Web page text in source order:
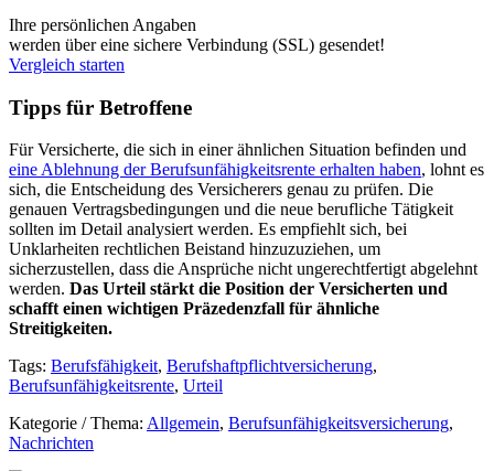
Ihre persönlichen Angaben
werden über eine sichere Verbindung (SSL) gesendet!
Vergleich starten
Tipps für Betroffene
Für Versicherte, die sich in einer ähnlichen Situation befinden und
eine Ablehnung der Berufsunfähigkeitsrente erhalten haben, lohnt es
sich, die Entscheidung des Versicherers genau zu prüfen. Die
genauen Vertragsbedingungen und die neue berufliche Tätigkeit
sollten im Detail analysiert werden. Es empfiehlt sich, bei
Unklarheiten rechtlichen Beistand hinzuzuziehen, um
sicherzustellen, dass die Ansprüche nicht ungerechtfertigt abgelehnt
werden. Das Urteil stärkt die Position der Versicherten und
schafft einen wichtigen Präzedenzfall für ähnliche
Streitigkeiten.
Tags: Berufsfähigkeit, Berufshaftpflichtversicherung,
Berufsunfähigkeitsrente, Urteil
Kategorie / Thema: Allgemein, Berufsunfähigkeitsversicherung,
Nachrichten